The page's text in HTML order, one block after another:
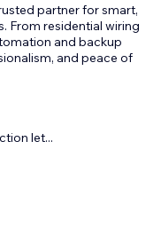
partner for smart,
From residential wiring
and backup
and peace of
let...